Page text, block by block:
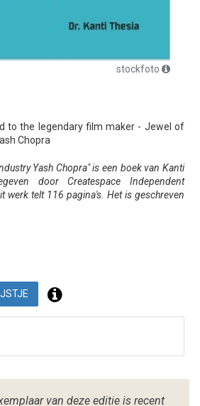
stockfoto
to the legendary film maker - Jewel of
Chopra
Yash Chopra" is een boek van Kanti
door Createspace Independent
werk telt 116 pagina's. Het is geschreven
van deze editie is recent